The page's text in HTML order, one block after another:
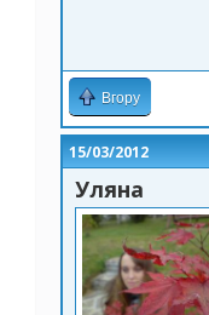
Вгору
15/03/2012
Уляна